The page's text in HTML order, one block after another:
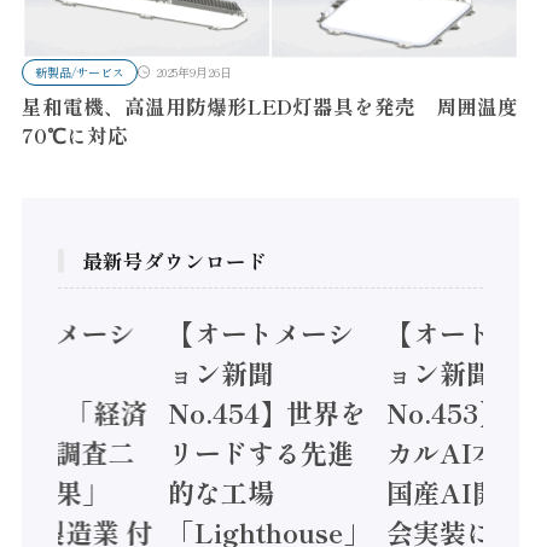
新製品/サービス 2025年9月26日
星和電機、高温用防爆形LED灯器具を発売 周囲温度
70℃に対応
最新号ダウンロード
トメーシ
】「経済
態調査二
結果」
年製造業 付
【オートメーシ
ョン新聞
No.454】世界を
リードする先進
的な工場
「Lighthouse」
【オートメ
ョン新聞
No.453】フ
カルAI本格
国産AI開発
会実装に活